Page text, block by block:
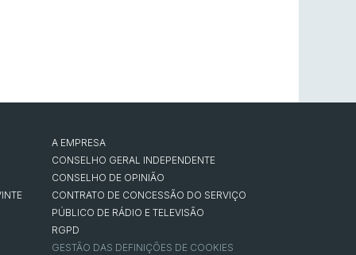
A EMPRESA
CONSELHO GERAL INDEPENDENTE
CONSELHO DE OPINIÃO
CONTRATO DE CONCESSÃO DO SERVIÇO
PÚBLICO DE RÁDIO E TELEVISÃO
RGPD
GESTÃO DAS DEFINIÇÕES DE COOKIES